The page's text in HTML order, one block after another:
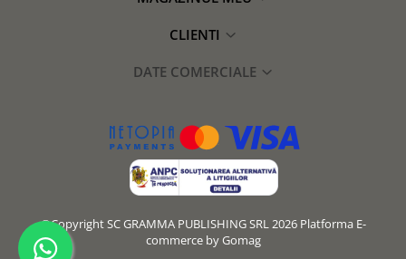
CLIENTI
DATE COMERCIALE
©Copyright SC GRAMMA PUBLISHING SRL 2026 Platforma E-
commerce by Gomag